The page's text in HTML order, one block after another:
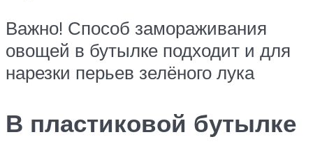
Важно! Способ замораживания
овощей в бутылке подходит и для
нарезки перьев зелёного лука
В пластиковой бутылке